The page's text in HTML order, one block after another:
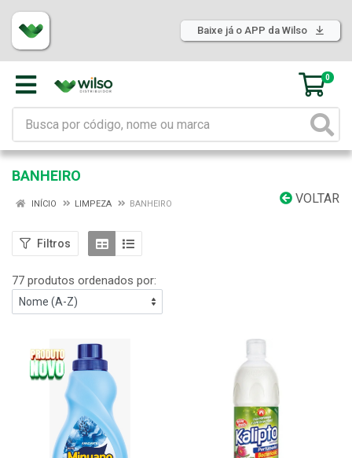
Baixe já o APP da Wilso
0
BANHEIRO
VOLTAR
INÍCIO LIMPEZA BANHEIRO
Filtros
77 produtos ordenados por: